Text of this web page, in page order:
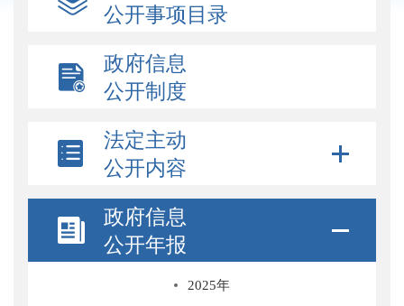
公开事项目录
政府信息
公开制度
法定主动
公开内容
政府信息
公开年报
2025年